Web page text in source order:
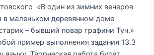
«В один из зимних вечеров
в маленьком деревянном доме
– бывший повар графини Тун.»
пример выполнения задания 13.3